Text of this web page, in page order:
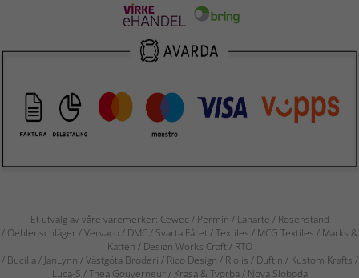
Et utvalg av våre varemerker: Cewec / Permin / Lanarte / Rosenstand
/ Oehlenschläger / Vervaco / DMC / Svarta Fåret / Textiles / MCG Textiles / Marks &
Katten / Design Works Craft / RTO
/ Bucilla / JanLynn / Västgöta Broderi / Rico Design / Riolis / Duftin / Kustom Krafts /
Luca-S / Thea Gouverneur / Krasa & Tvorba / Nova Sloboda